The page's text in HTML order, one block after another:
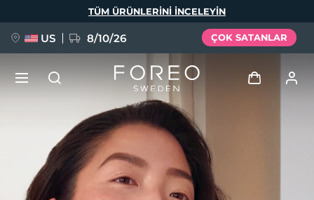
TÜM ÜRÜNLERINI INCELEYIN
US 8/10/26 ÇOK SATANLAR
Kullanici profi̇li̇
BREAKING NEWS
Dil Seçimi
English Deutsch
Español